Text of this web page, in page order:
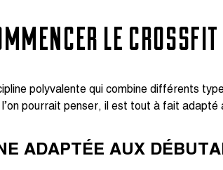
LE
polyvalente qui combine différents
pourrait penser, il est tout à fait adapté
ADAPTÉE AUX